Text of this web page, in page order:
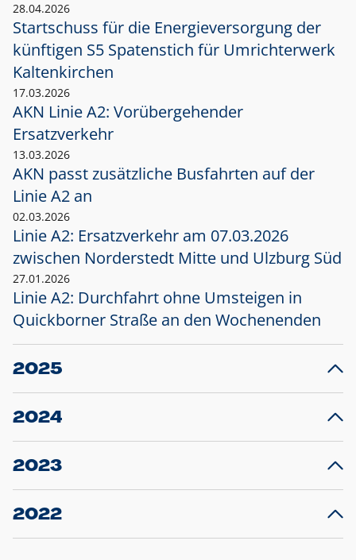
28.04.2026
Startschuss für die Energieversorgung der
künftigen S5 Spatenstich für Umrichterwerk
Kaltenkirchen
17.03.2026
AKN Linie A2: Vorübergehender
Ersatzverkehr
13.03.2026
AKN passt zusätzliche Busfahrten auf der
Linie A2 an
02.03.2026
Linie A2: Ersatzverkehr am 07.03.2026
zwischen Norderstedt Mitte und Ulzburg Süd
27.01.2026
Linie A2: Durchfahrt ohne Umsteigen in
Quickborner Straße an den Wochenenden
2025
23.12.2025
Projekt S5: Start der Bauarbeiten am
2024
10.12.2024
Großprojekt S5: Sperrung der Bahnstraße in
2023
20.12.2023
Schleswig-Holstein verlängert den
2022
22.12.2022